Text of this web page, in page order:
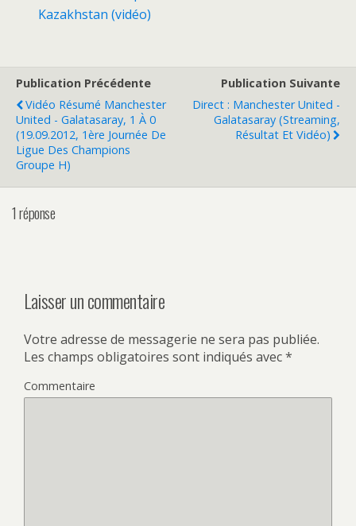
Kazakhstan (vidéo)
Publication Précédente
Vidéo Résumé Manchester
United - Galatasaray, 1 À 0
(19.09.2012, 1ère Journée De
Ligue Des Champions
Groupe H)
Publication Suivante
Direct : Manchester United -
Galatasaray (streaming,
Résultat Et Vidéo)
1 réponse
Laisser un commentaire
Votre adresse de messagerie ne sera pas publiée.
Les champs obligatoires sont indiqués avec*
Commentaire